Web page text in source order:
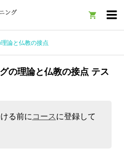

論と仏教の接点
の理論と仏教の接点 テス
る前に コース に登録して